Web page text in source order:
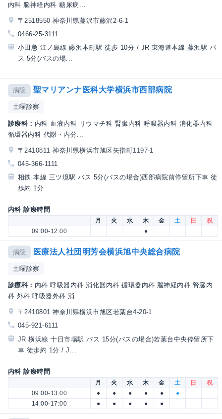
内科 脳神経内科 糖尿病...
〒2518550 神奈川県藤沢市藤沢2-6-1
0466-25-3111
小田急 江ノ島線 藤沢本町駅 徒歩 10分 / JR 東海道本線 藤沢駅 バ
ス 5分(バスの場...
病院 聖マリアンナ医科大学横浜市西部病院
土曜診察
診療科： 内科 血液内科 リウマチ科 腎臓内科 呼吸器内科 消化器内科
循環器内科 代謝・内分...
〒2410811 神奈川県横浜市旭区矢指町1197-1
045-366-1111
相鉄 本線 三ツ境駅 バス 5分(バスの場合)西部病院前停留所下車 徒
歩約 1分
内科 診療時間
月 火 水 木 金 土 日
祝
09:00-12:00
●
病院 医療法人社団明芳会横浜旭中央総合病院
土曜診察
診療科： 内科 呼吸器内科 消化器内科 循環器内科 脳神経内科 腎臓内
科 外科 呼吸器外科 消...
〒2410801 神奈川県横浜市旭区若葉台4-20-1
045-921-6111
JR 横浜線 十日市場駅 バス 15分(バスの場合)若葉台中央停留所下
車 徒歩約 1分 / J...
内科 診療時間
月 火 水 木 金 土 日
祝
09:00-13:00
● ● ● ● ●
●
14:00-17:00
● ● ● ● ●